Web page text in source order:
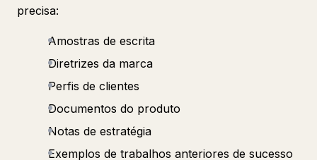
precisa:
Amostras de escrita
Diretrizes da marca
Perfis de clientes
Documentos do produto
Notas de estratégia
Exemplos de trabalhos anteriores de sucesso